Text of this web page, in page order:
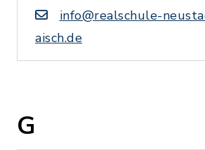
info@realschule-
aisch.de
G